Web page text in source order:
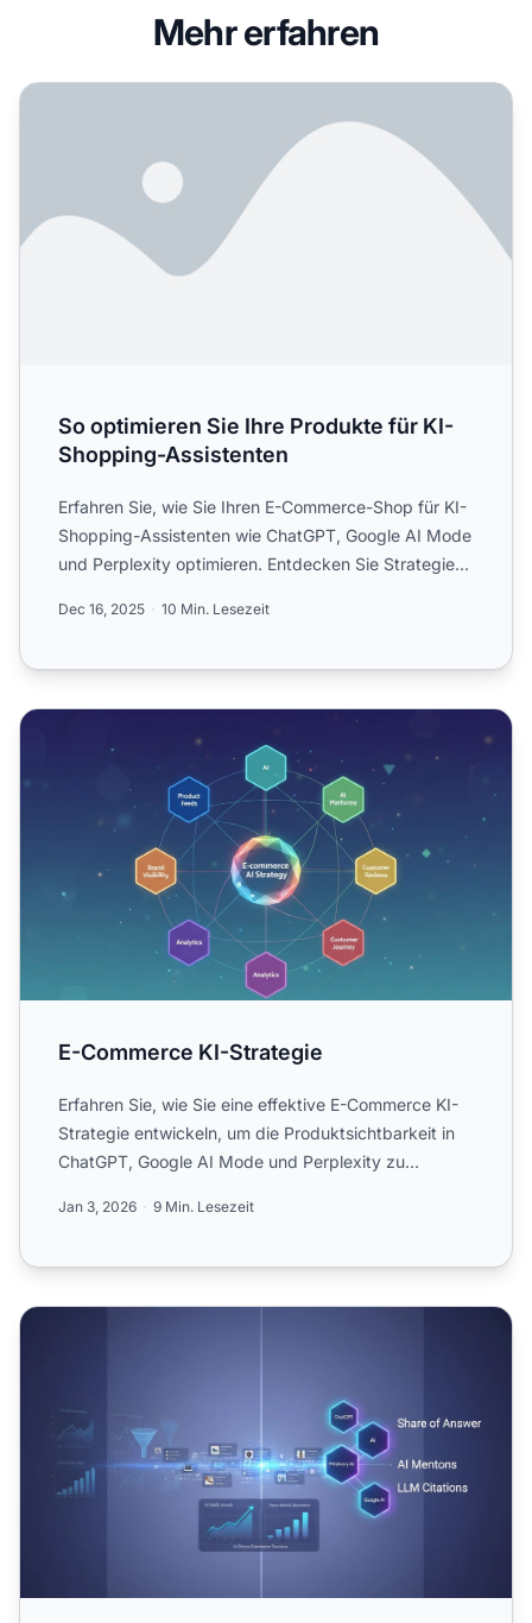
Mehr erfahren
So optimieren Sie Ihre Produkte für KI-Shopping-
So optimieren Sie Ihre Produkte für KI-
Shopping-Assistenten
Erfahren Sie, wie Sie Ihren E-Commerce-Shop für KI-
Shopping-Assistenten wie ChatGPT, Google AI Mode
und Perplexity optimieren. Entdecken Sie Strategien
Dec 16, 2025 10 Min. Lesezeit
E-Commerce KI-Strategie
E-Commerce KI-Strategie
Erfahren Sie, wie Sie eine effektive E-Commerce KI-
Strategie entwickeln, um die Produktsichtbarkeit in
ChatGPT, Google AI Mode und Perplexity zu
Jan 3, 2026 9 Min. Lesezeit
E-Commerce KI-Sichtbarkeit: Produktentdeckung im KI-